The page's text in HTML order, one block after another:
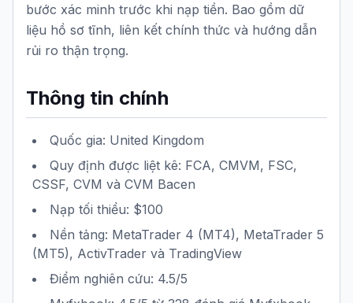
bước xác minh trước khi nạp tiền. Bao gồm dữ
liệu hồ sơ tĩnh, liên kết chính thức và hướng dẫn
rủi ro thận trọng.
Thông tin chính
Quốc gia: United Kingdom
Quy định được liệt kê: FCA, CMVM, FSC,
CSSF, CVM và CVM Bacen
Nạp tối thiểu: $100
Nền tảng: MetaTrader 4 (MT4), MetaTrader 5
(MT5), ActivTrader và TradingView
Điểm nghiên cứu: 4.5/5